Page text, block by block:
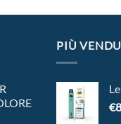
PIÙ
€